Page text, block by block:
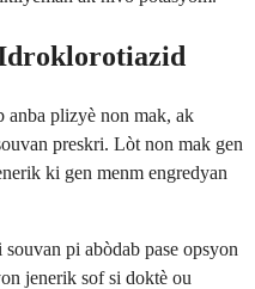
anba plizyè non mak, ak
preskri. Lòt non mak gen
ki gen menm engredyan
pi abòdab pase opsyon
jenerik sof si doktè ou